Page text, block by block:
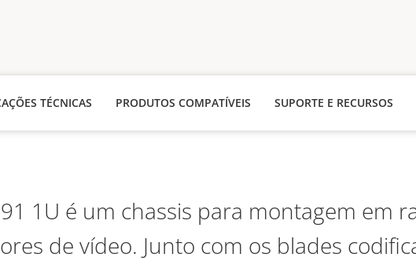
TÉCNICAS PRODUTOS COMPATÍVEIS SUPORTE E RECURSOS
1U é um chassis para montagem em
de vídeo. Junto com os blades